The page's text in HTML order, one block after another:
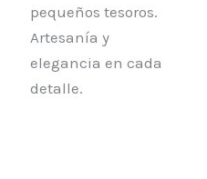
pequeños tesoros.
Artesanía y
elegancia en cada
detalle.